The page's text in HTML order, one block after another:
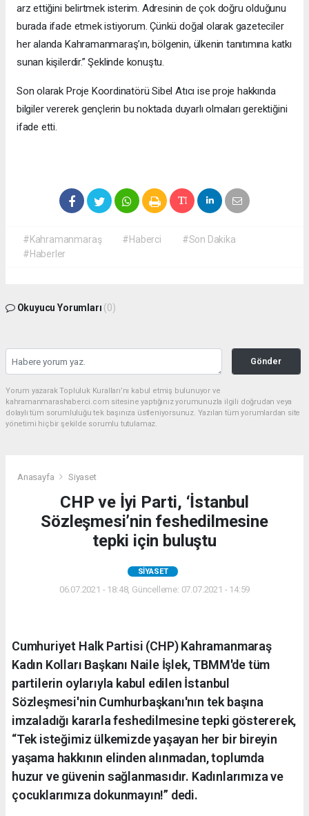
arz ettiğini belirtmek isterim. Adresinin de çok doğru olduğunu
burada ifade etmek istiyorum. Çünkü doğal olarak gazeteciler
her alanda Kahramanmaraş’ın, bölgenin, ülkenin tanıtımına katkı
sunan kişilerdir.” Şeklinde konuştu.
Son olarak Proje Koordinatörü Sibel Atıcı ise proje hakkında
bilgiler vererek gençlerin bu noktada duyarlı olmaları gerektiğini
ifade etti.
#Kahramanmaraş #Haberci
#Son Dakika
#Haberler
Okuyucu Yorumları (0)
Gönder
Yorum yazarak Topluluk Kuralları’nı kabul etmiş bulunuyor ve
kahramanmarashaberci.com sitesine yaptığınız yorumunuzla ilgili doğrudan veya
dolaylı tüm sorumluluğu tek başınıza üstleniyorsunuz. Yazılan tüm yorumlardan site
yönetimi hiçbir şekilde sorumlu tutulamaz.
Anasayfa Siyaset
CHP ve İyi Parti, ‘İstanbul
Sözleşmesi’nin feshedilmesine
tepki için buluştu
SIYASET
06.07.2021 - 18:48, Güncelleme: 07.07.2021 - 14:59
Cumhuriyet Halk Partisi (CHP) Kahramanmaraş
Kadın Kolları Başkanı Naile İşlek, TBMM'de tüm
partilerin oylarıyla kabul edilen İstanbul
Sözleşmesi'nin Cumhurbaşkanı'nın tek başına
imzaladığı kararla feshedilmesine tepki göstererek,
“Tek isteğimiz ülkemizde yaşayan her bir bireyin
yaşama hakkının elinden alınmadan, toplumda
huzur ve güvenin sağlanmasıdır. Kadınlarımıza ve
çocuklarımıza dokunmayın!” dedi.